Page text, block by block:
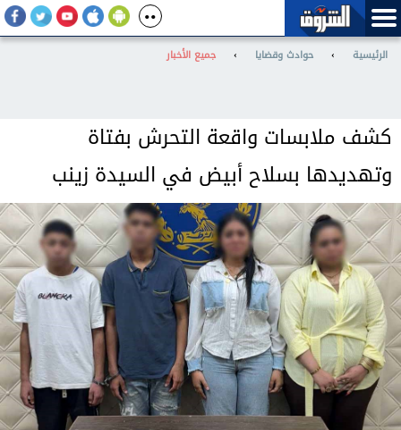
الرئيسية › حوادث وقضايا › جميع الأخبار
كشف ملابسات واقعة التحرش بفتاة
وتهديدها بسلاح أبيض في السيدة زينب